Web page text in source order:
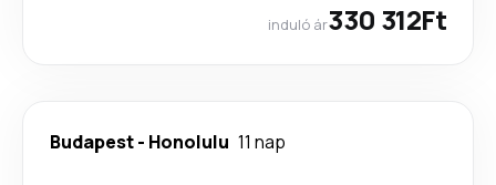
induló ár330 312Ft
Budapest- Honolulu 11 nap